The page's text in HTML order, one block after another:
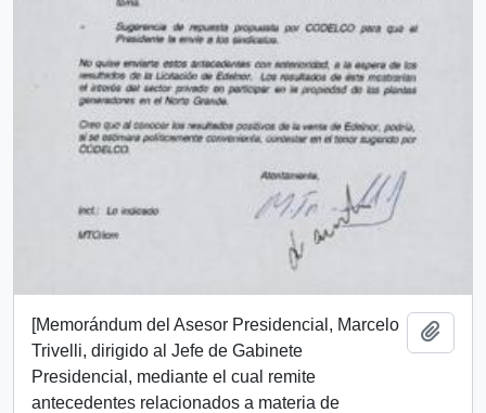
[Memorándum del Asesor Presidencial, Marcelo
Trivelli, dirigido al Jefe de Gabinete
Presidencial, mediante el cual remite
antecedentes relacionados a materia de